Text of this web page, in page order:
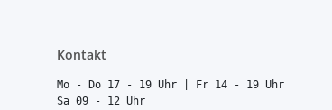
Kontakt
Mo - Do 17 - 19 Uhr | Fr 14 - 19 Uhr
Sa 09 - 12 Uhr